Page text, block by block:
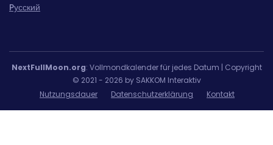
Pусский
NextFullMoon.org: Vollmondkalender für jedes Datum | Copyright
© 2021 - 2026 by SAKKOM Interaktiv
Nutzungsdauer
Datenschutzerklärung Kontakt